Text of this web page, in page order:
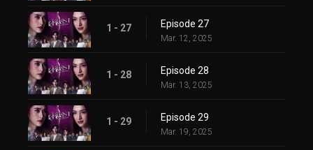
1 - 27 Episode 27
Mar. 12, 2025
1 - 28 Episode 28
Mar. 13, 2025
1 - 29 Episode 29
Mar. 19, 2025